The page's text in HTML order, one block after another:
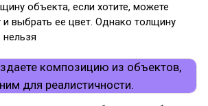
объекта, если хотите, можете
выбрать ее цвет. Однако толщину